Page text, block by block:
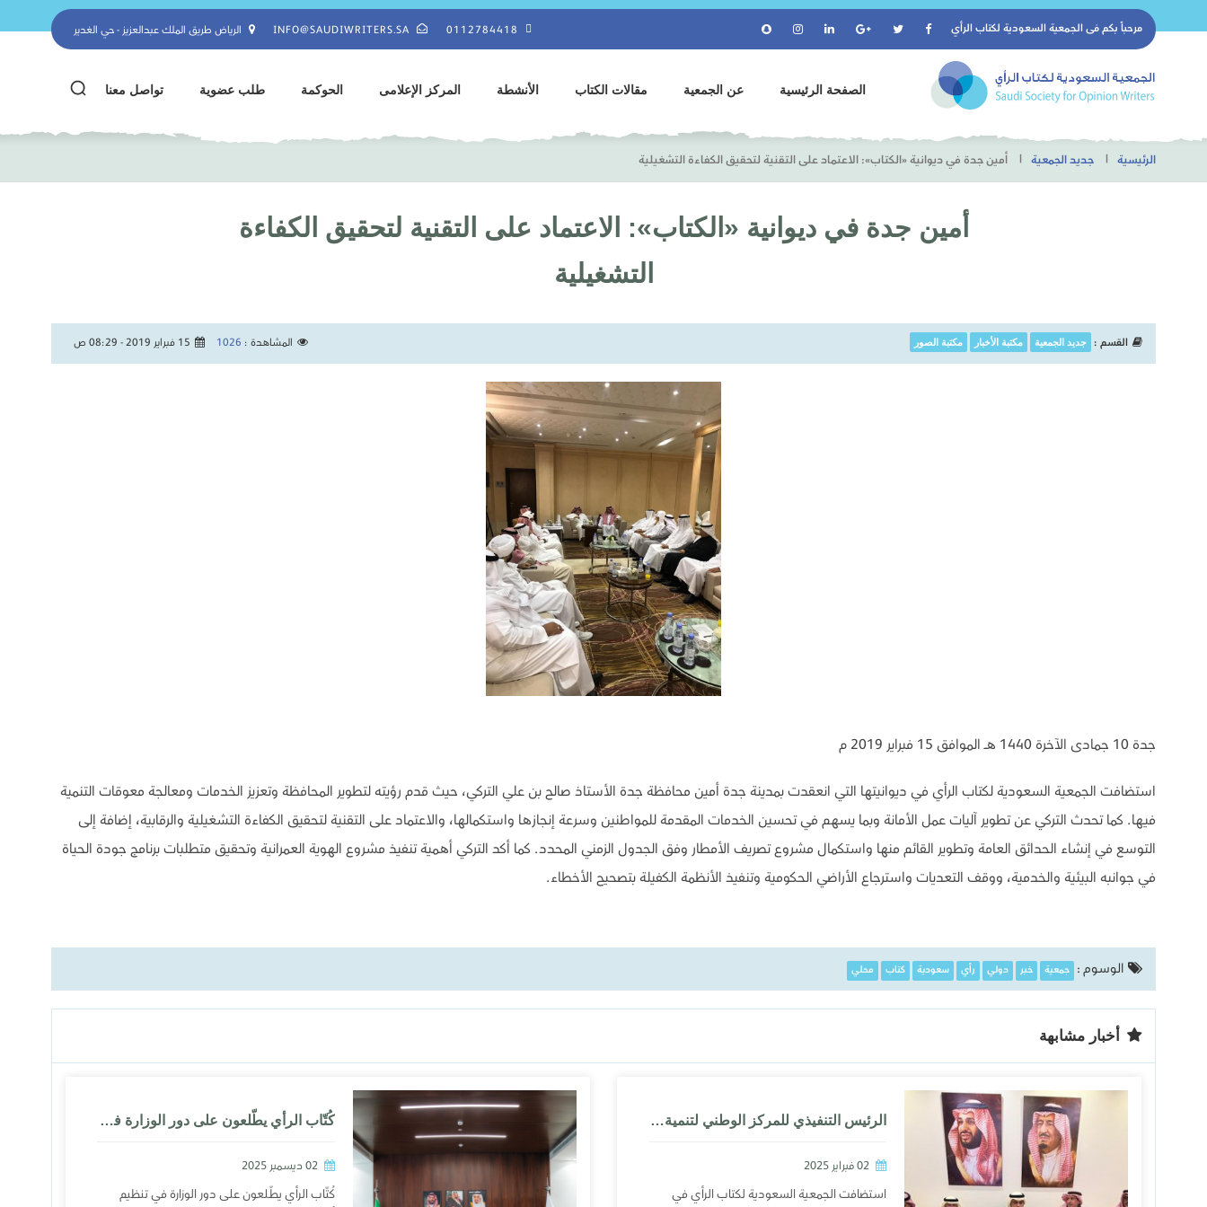
مرحباً بكم فىالجمعية السعودية لكتاب الرأي 0112784418
INFO@SAUDIWRITERS.SA الرياض طريق الملك عبدالعزيز - حي الغدير
الصفحة الرئيسية عن الجمعية مقالات الكتاب الأنشطة المركز الإعلامى الحوكمة طلب عضوية تواصل معنا
الرئيسية جديد الجمعية أمين جدة في ديوانية «الكتاب»: الاعتماد على التقنية لتحقيق الكفاءة التشغيلية
أمين جدة في ديوانية «الكتاب»: الاعتماد على التقنية لتحقيق الكفاءة
التشغيلية
القسم : جديد الجمعية مكتبة الأخبار مكتبة الصور المشاهدة :1026 15 فبراير 2019 - 08:29 ص
جدة 10 جمادى الآخرة 1440 هـ الموافق 15 فبراير 2019 م
استضافت الجمعية السعودية لكتاب الرأي في ديوانيتها التي انعقدت بمدينة جدة أمين محافظة جدة الأستاذ صالح بن علي التركي، حيث قدم رؤيته لتطوير المحافظة وتعزيز الخدمات ومعالجة معوقات التنمية
فيها. كما تحدث التركي عن تطوير آليات عمل الأمانة وبما يسهم في تحسين الخدمات المقدمة للمواطنين وسرعة إنجازها واستكمالها، والاعتماد على التقنية لتحقيق الكفاءة التشغيلية والرقابية، إضافة إلى
التوسع في إنشاء الحدائق العامة وتطوير القائم منها واستكمال مشروع تصريف الأمطار وفق الجدول الزمني المحدد. كما أكد التركي أهمية تنفيذ مشروع الهوية العمرانية وتحقيق متطلبات برنامج جودة الحياة
في جوانبه البيئية والخدمية، ووقف التعديات واسترجاع الأراضي الحكومية وتنفيذ الأنظمة الكفيلة بتصحيح الأخطاء.
الوسوم : جمعية خبر دولي رأي سعودية كتاب محلي
أخبار مشابهة
الرئيس التنفيذي للمركز الوطني لتنمية الحياة الفطرية في ديوانية رأي
02 فبراير 2025
استضافت الجمعية السعودية لكتاب الرأي في
كُتّاب الرأي يطّلعون على دور الوزارة في تنظيم أنشطة المواد البترولية والبتروكيماوية
02 ديسمبر 2025
كُتّاب الرأي يطّلعون على دور الوزارة في تنظيم